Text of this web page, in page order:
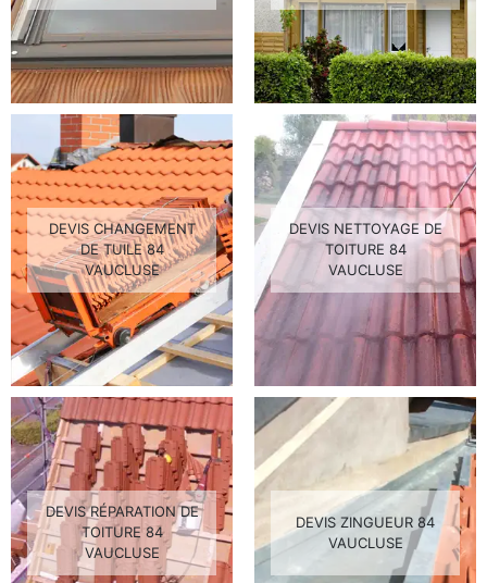
DEVIS CHANGEMENT
DE TUILE 84
VAUCLUSE
DEVIS NETTOYAGE DE
TOITURE 84
VAUCLUSE
DEVIS RÉPARATION DE
TOITURE 84
VAUCLUSE
DEVIS ZINGUEUR 84
VAUCLUSE